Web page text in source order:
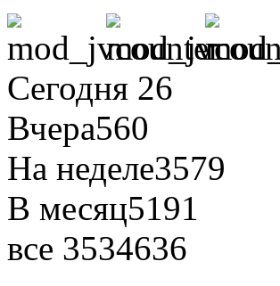
Сегодня 26
Вчера560
На неделе3579
В месяц5191
все 3534636